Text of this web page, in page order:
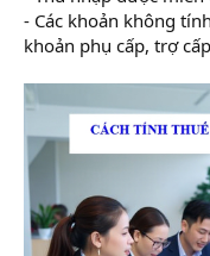
- Các khoản không
khoản phụ cấp, trợ